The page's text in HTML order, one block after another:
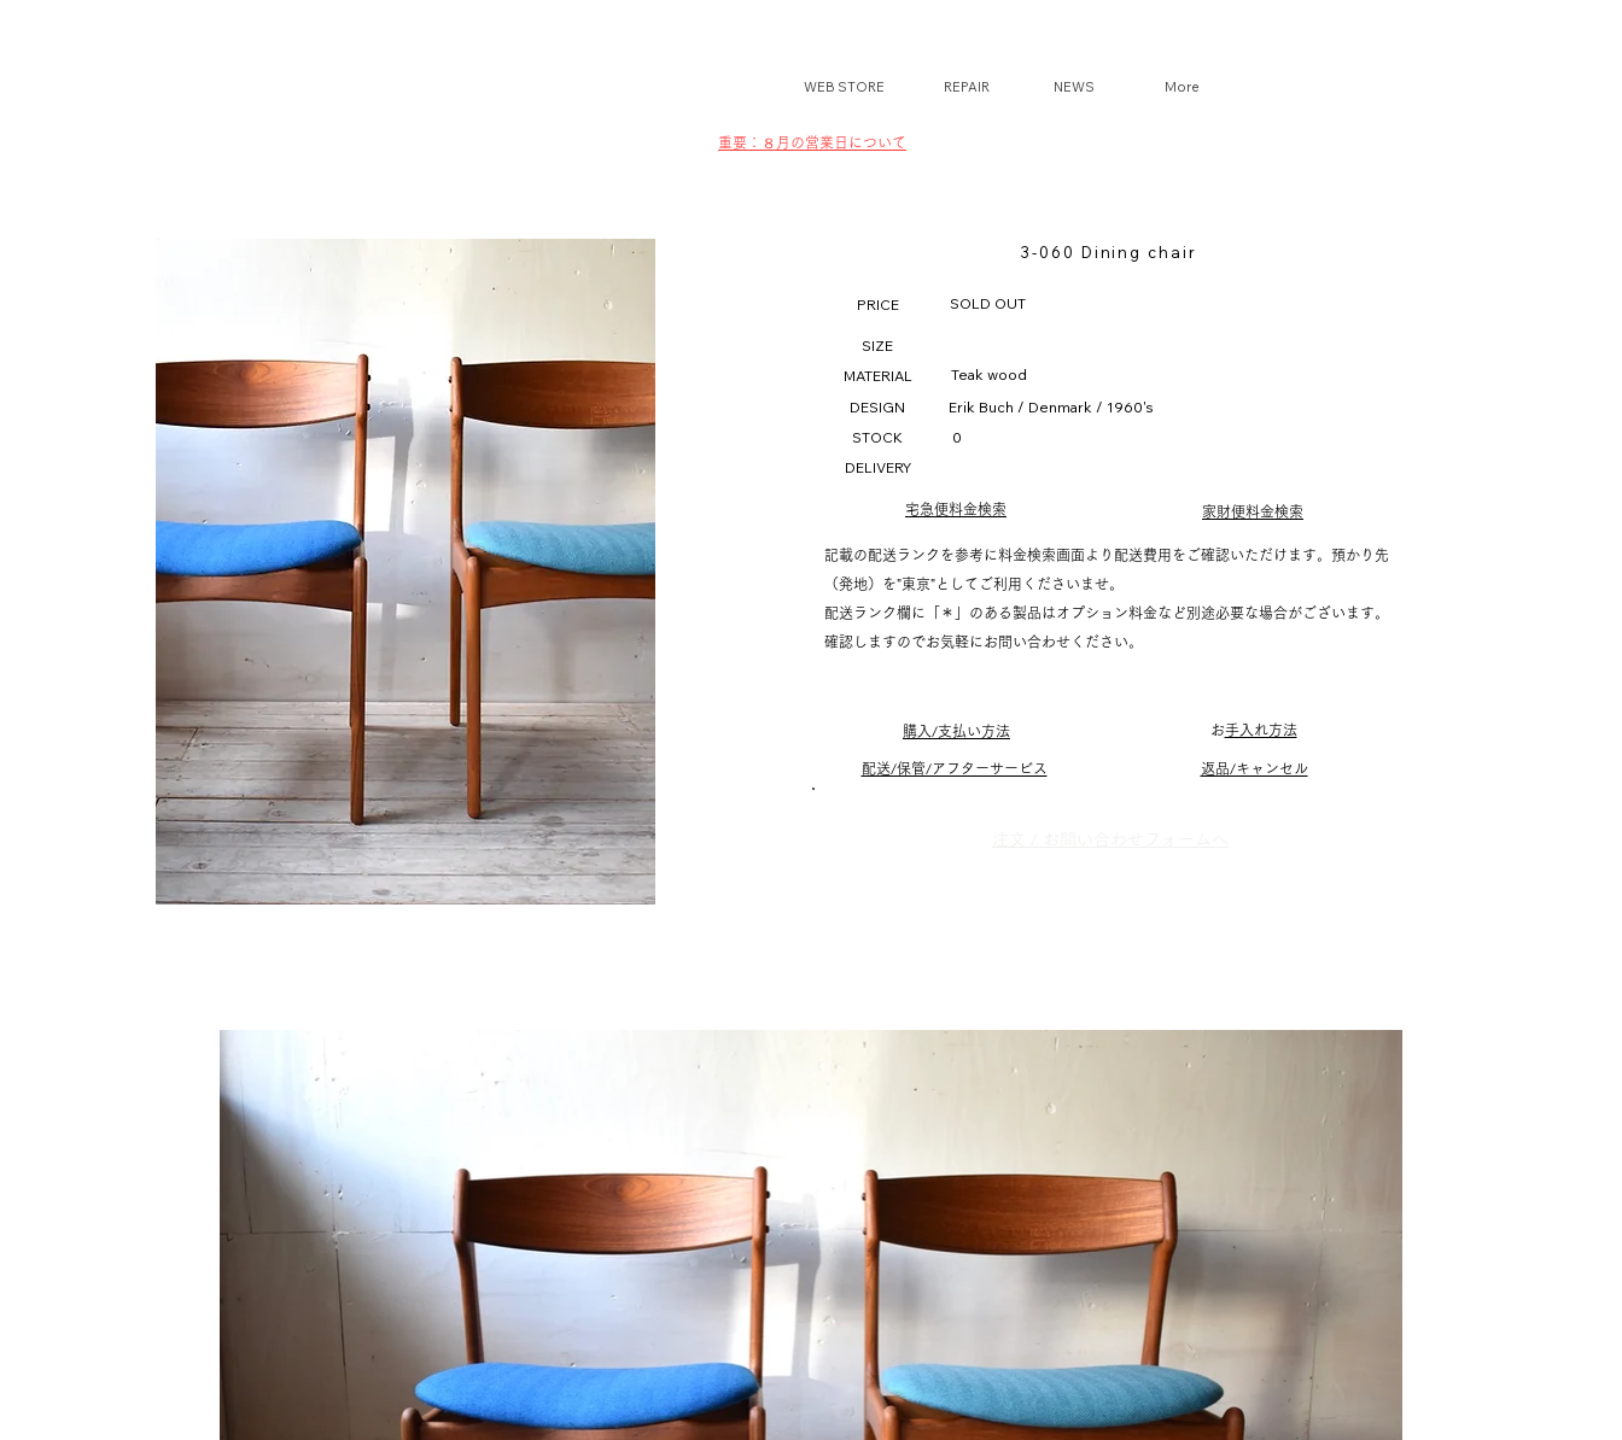
WEB STORE REPAIR NEWS More
​​重要：８月の営業日について
3-060 Dining chair
PRICE SOLD OUT
SIZE
MATERIAL
Teak wood
DESIGN
STOCK
DELIVERY
Erik Buch / Denmark / 1960's
0
宅急便料金検索 家財便料金検索
記載の配送ランクを参考に料金検索画面より配送費用をご確認いただけます。預かり先
（発地）を"東京"としてご利用くださいませ。
配送ランク欄に「＊」のある製品はオプション料金など別途必要な場合がございます。
確認しますのでお気軽にお問い合わせください。
購入/支払い方法 ​お手入れ方法
配送/保管/アフターサービス 返品/キャンセル